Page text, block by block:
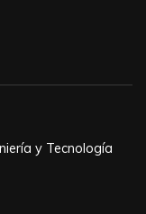
y Tecnología